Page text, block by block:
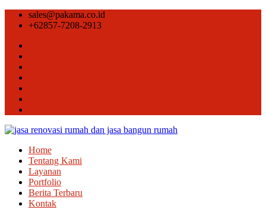
sales@pakama.co.id
+62857-7208-2913
Home
Tentang Kami
Layanan
Portfolio
Berita Terbaru
Kontak